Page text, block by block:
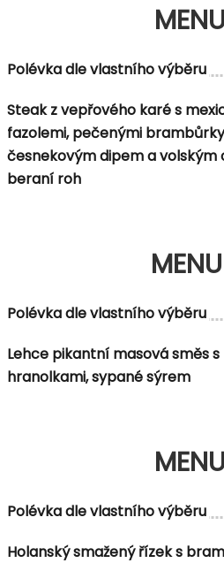
Polévka dle vlastního výběru
Steak z vepřového karé s
fazolemi, pečenými
česnekovým dipem a volským
beraní roh
Polévka dle vlastního výběru
Lehce pikantní masová směs s
hranolkami, sypané sýrem
Polévka dle vlastního výběru
Holanský smažený řízek s